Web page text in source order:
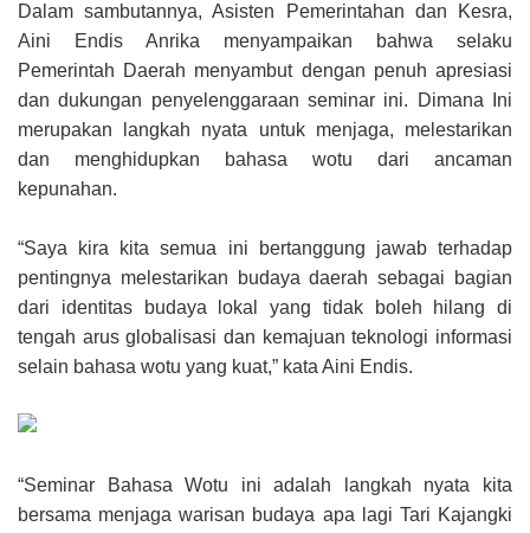
Dalam sambutannya, Asisten Pemerintahan dan Kesra,
Aini Endis Anrika menyampaikan bahwa selaku
Pemerintah Daerah menyambut dengan penuh apresiasi
dan dukungan penyelenggaraan seminar ini. Dimana Ini
merupakan langkah nyata untuk menjaga, melestarikan
dan menghidupkan bahasa wotu dari ancaman
kepunahan.
“Saya kira kita semua ini bertanggung jawab terhadap
pentingnya melestarikan budaya daerah sebagai bagian
dari identitas budaya lokal yang tidak boleh hilang di
tengah arus globalisasi dan kemajuan teknologi informasi
selain bahasa wotu yang kuat,” kata Aini Endis.
“Seminar Bahasa Wotu ini adalah langkah nyata kita
bersama menjaga warisan budaya apa lagi Tari Kajangki